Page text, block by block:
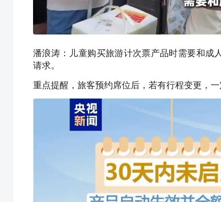
潘浪涛：儿童购买旅游计次票产品时需要和成
请求。
重点提醒，旅客预约席位后，若有行程变更，